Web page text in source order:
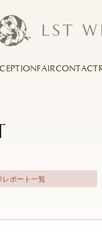
FAIRCONTACT
レポート一覧